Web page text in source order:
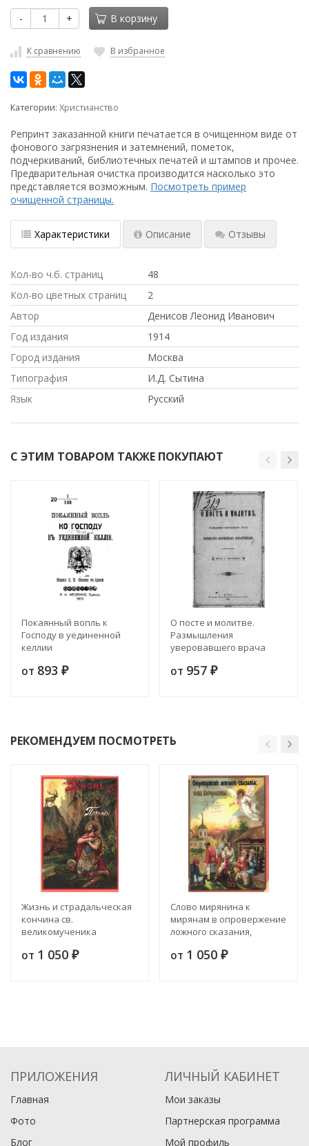
- + В корзину
К сравнению В избранное
Категории: Христианство
Репринт заказанной книги печатается в очищенном виде от
фонового загрязнения и затемнений, пометок,
подчеркиваний, библиотечных печатей и штампов и прочее.
Предварительная очистка производится насколько это
представляется возможным. Посмотреть пример
очищенной страницы.
Характеристики Описание Отзывы
Кол-во ч.б. страниц
48
Кол-во цветных страниц
2
Автор
Денисов Леонид Иванович
Год издания
1914
Город издания
Москва
Типография
И.Д. Сытина
Язык
Русский
С ЭТИМ ТОВАРОМ ТАКЖЕ ПОКУПАЮТ
Покаянный вопль к
Господу в уединенной
келлии
от 893 ₽
О посте и молитве.
Размышления
уверовавшего врача
от 957 ₽
РЕКОМЕНДУЕМ ПОСМОТРЕТЬ
Жизнь и страдальческая
кончина св.
великомученика
супруги его Феопистии и
от 1 050 ₽
Слово мирянина к
мирянам в опровержение
ложного сказания,
"Сон Богородицы"
от 1 050 ₽
ПРИЛОЖЕНИЯ
Главная
Фото
Блог
ЛИЧНЫЙ КАБИНЕТ
Мои заказы
Партнерская программа
Мой профиль